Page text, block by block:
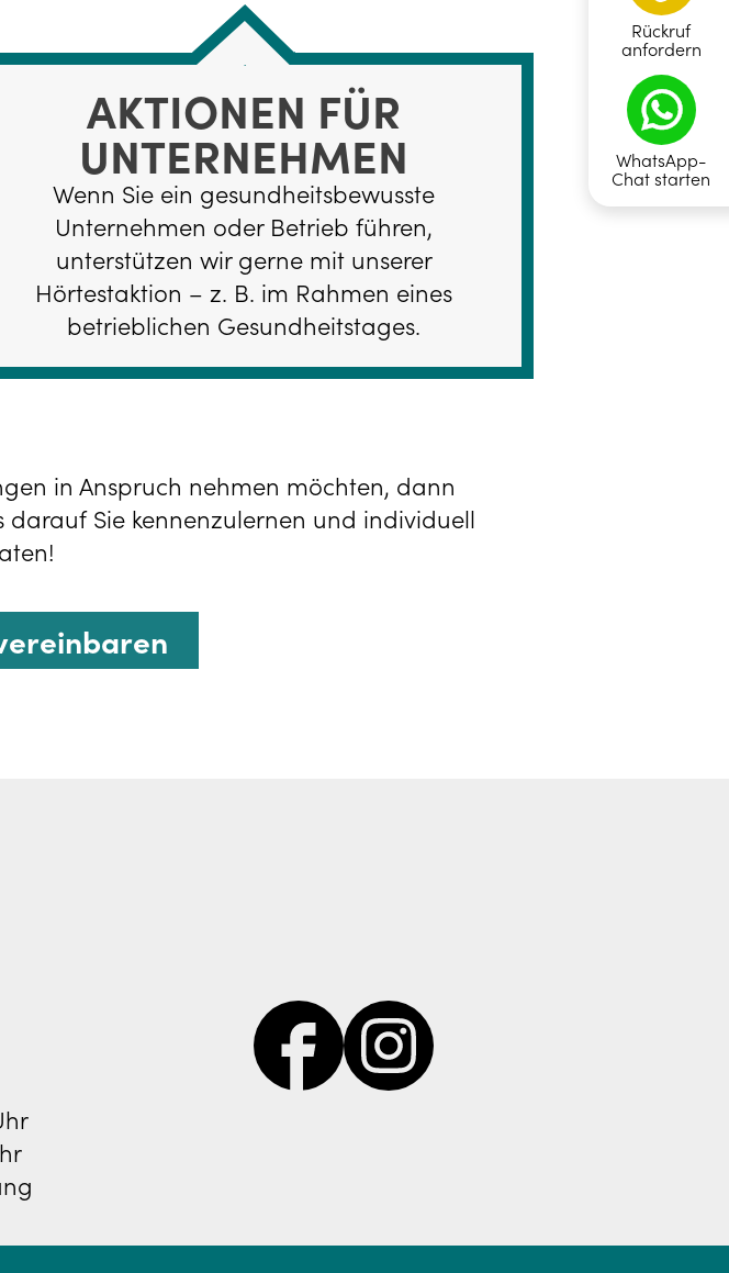
Rückruf
anfordern
WhatsApp-
Chat starten
AKTIONEN FÜR
UNTERNEHMEN
Wenn Sie ein gesundheitsbewusste
Unternehmen oder Betrieb führen,
unterstützen wir gerne mit unserer
Hörtestaktion – z. B. im Rahmen eines
betrieblichen Gesundheitstages.
in Anspruch nehmen möchten, dann
darauf Sie kennenzulernen und individuell